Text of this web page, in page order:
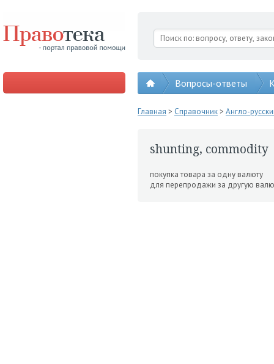
Вопросы-ответы
Главная > Справочник> Англо-
shunting, commodity
покупка товара за одну валюту
для перепродажи за другую